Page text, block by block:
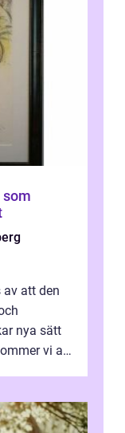
av att den
nya sätt
vi att